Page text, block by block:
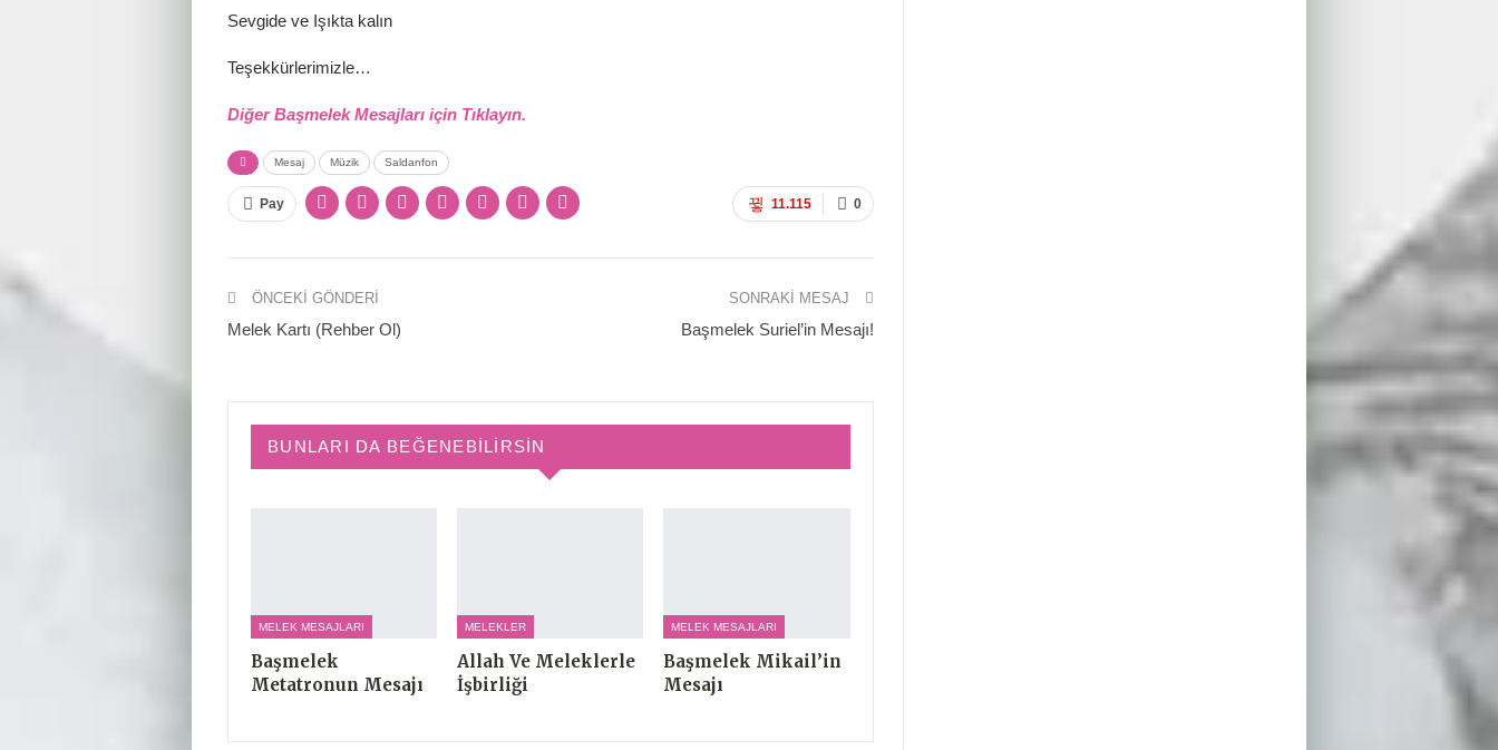
Sevgide ve Işıkta kalın
Teşekkürlerimizle…
Diğer Başmelek Mesajları için Tıklayın.
Mesaj Müzik Saldanfon
0
11.115
Pay
ÖNCEKI GÖNDERI
Melek Kartı (Rehber Ol)
SONRAKI MESAJ
Başmelek Suriel’in Mesajı!
BUNLARI DA BEĞENEBILIRSIN
MELEK MESAJLARI
Başmelek
Metatronun Mesajı
MELEKLER
Allah Ve Meleklerle
İşbirliği
MELEK MESAJLARI
Başmelek Mikail’in
Mesajı